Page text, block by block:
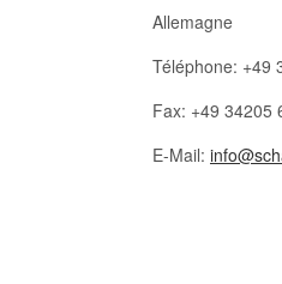
Allemagne
Téléphone: +49
Fax: +49 34205
E-Mail: